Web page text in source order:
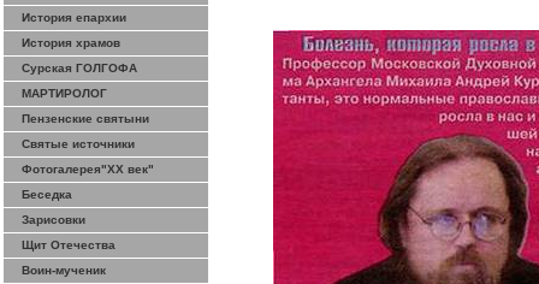
История епархии
История храмов
Сурская ГОЛГОФА
МАРТИРОЛОГ
Пензенские святыни
Святые источники
Фотогалерея"ХХ век"
Беседка
Зарисовки
Щит Отечества
Воин-мученик